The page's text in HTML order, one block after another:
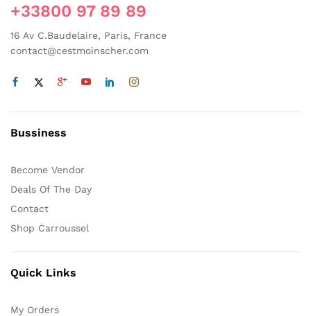
page
du
page
+33800 97 89 89
16 Av C.Baudelaire, Paris, France
contact@cestmoinscher.com
Bussiness
Become Vendor
Deals Of The Day
Contact
Shop Carroussel
Quick Links
My Orders